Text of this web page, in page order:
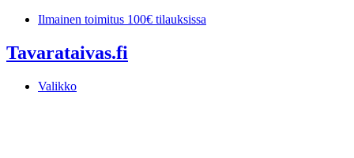
Mene
Ilmainen toimitus 100€ tilauksissa
Tavarataivas.fi
Valikko